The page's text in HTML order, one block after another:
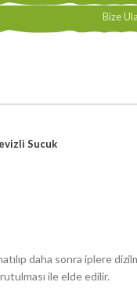
Bize
Sucuk
daha sonra iplere
ile elde edilir.